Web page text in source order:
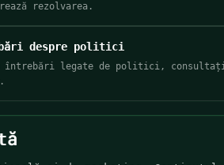
rezolvarea.
despre politici
întrebări legate de politici,